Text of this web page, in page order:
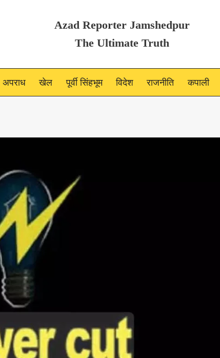
Azad Reporter Jamshedpur
The Ultimate Truth
अपराध खेल पूर्वी सिंहभूम विदेश राजनीति कपाली